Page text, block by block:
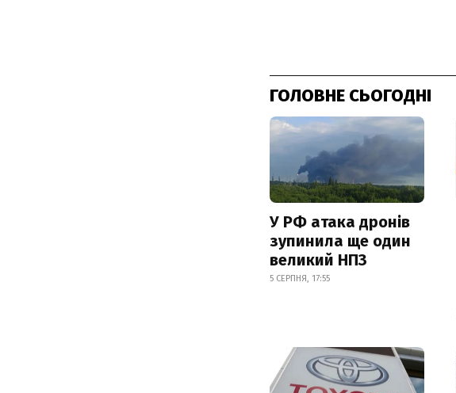
ГОЛОВНЕ СЬОГОДНІ
У РФ атака дронів
зупинила ще один
великий НПЗ
5 СЕРПНЯ, 17:55